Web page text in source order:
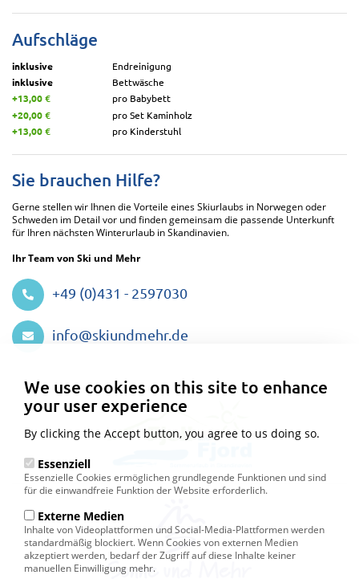
Aufschläge
inklusive
Endreinigung
inklusive
Bettwäsche
+13,00 €
pro Babybett
+20,00 €
pro Set Kaminholz
+13,00 €
pro Kinderstuhl
Sie brauchen Hilfe?
Gerne stellen wir Ihnen die Vorteile eines Skiurlaubs in Norwegen oder
Schweden im Detail vor und finden gemeinsam die passende Unterkunft
für Ihren nächsten Winterurlaub in Skandinavien.
Ihr Team von Ski und Mehr
+49 (0)431 - 2597030
info@skiundmehr.de
We use cookies on this site to enhance
your user experience
By clicking the Accept button, you agree to us doing so.
Essenziell
Essenzielle Cookies ermöglichen grundlegende Funktionen und sind
für die einwandfreie Funktion der Website erforderlich.
Externe Medien
Inhalte von Videoplattformen und Social-Media-Plattformen werden
standardmäßig blockiert. Wenn Cookies von externen Medien
akzeptiert werden, bedarf der Zugriff auf diese Inhalte keiner
manuellen Einwilligung mehr.